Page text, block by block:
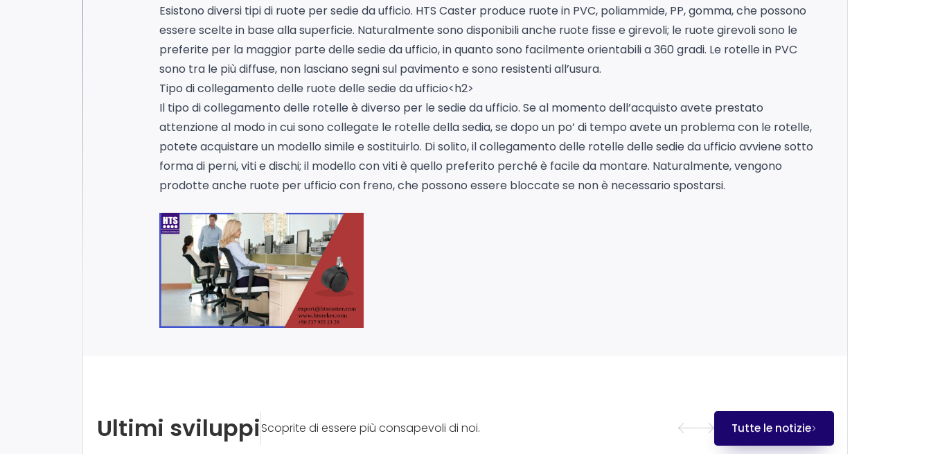
Esistono diversi tipi di ruote per sedie da ufficio. HTS Caster produce ruote in PVC, poliammide, PP, gomma, che possono
essere scelte in base alla superficie. Naturalmente sono disponibili anche ruote fisse e girevoli; le ruote girevoli sono le
preferite per la maggior parte delle sedie da ufficio, in quanto sono facilmente orientabili a 360 gradi. Le rotelle in PVC
sono tra le più diffuse, non lasciano segni sul pavimento e sono resistenti all’usura.
Tipo di collegamento delle ruote delle sedie da ufficio<h2>
Il tipo di collegamento delle rotelle è diverso per le sedie da ufficio. Se al momento dell’acquisto avete prestato
attenzione al modo in cui sono collegate le rotelle della sedia, se dopo un po’ di tempo avete un problema con le rotelle,
potete acquistare un modello simile e sostituirlo. Di solito, il collegamento delle rotelle delle sedie da ufficio avviene sotto
forma di perni, viti e dischi; il modello con viti è quello preferito perché è facile da montare. Naturalmente, vengono
prodotte anche ruote per ufficio con freno, che possono essere bloccate se non è necessario spostarsi.
Ultimi sviluppiScoprite di essere più consapevoli di noi. Tutte le notizie